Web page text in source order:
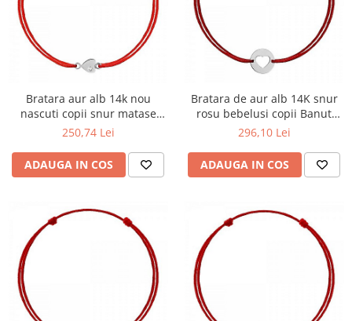
Bratara aur alb 14k nou
nascuti copii snur matase
Inimioara cu piatra
250,74 Lei
ADAUGA IN COS
Bratara de aur alb 14K snur
rosu bebelusi copii Banut
Botez cu inimioara
296,10 Lei
ADAUGA IN COS